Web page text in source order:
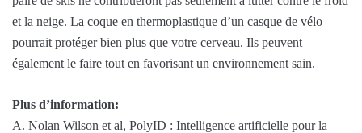
et la neige. La coque en thermoplastique d’un casque de vélo
pourrait protéger bien plus que votre cerveau. Ils peuvent
également le faire tout en favorisant un environnement sain.
Plus d’information:
A. Nolan Wilson et al, PolyID : Intelligence artificielle pour la